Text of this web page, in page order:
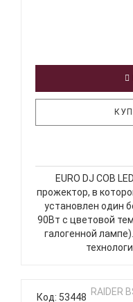
EURO DJ COB
прожектор, в
установлен один
90Вт с цветовой
галогенной
Код: 53448